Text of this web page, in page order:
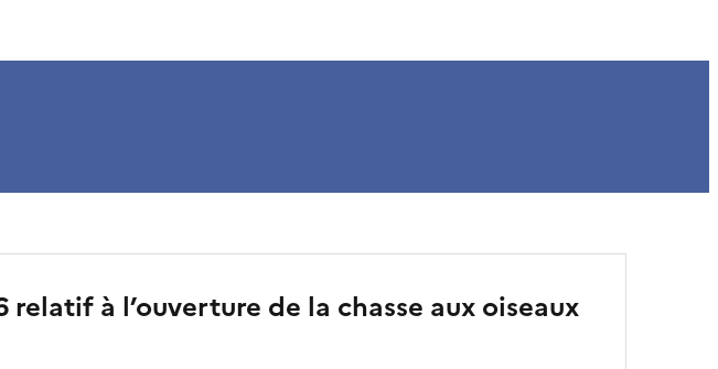
à l’ouverture de la chasse aux oiseaux